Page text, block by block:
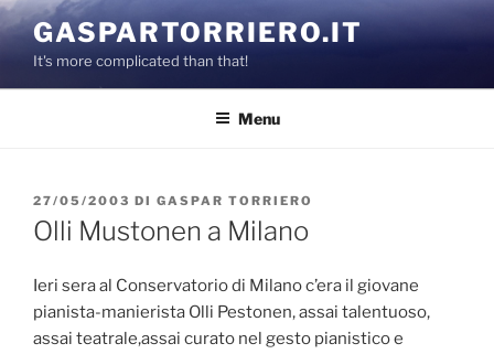
Salta
al
contenuto
GASPARTORRIERO.IT
It's more complicated than that!
Menu
PUBBLICATO
IL
27/05/2003 DI GASPAR TORRIERO
Olli Mustonen a Milano
Ieri sera al Conservatorio di Milano c’era il giovane
pianista-manierista Olli Pestonen, assai talentuoso,
assai teatrale,assai curato nel gesto pianistico e